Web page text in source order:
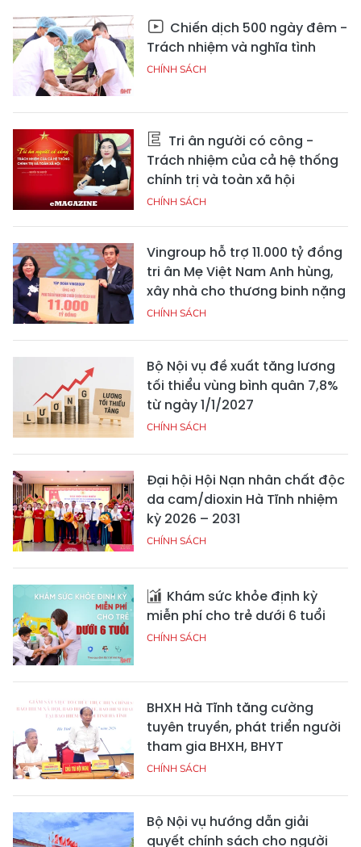
Chiến dịch 500 ngày đêm -
Trách nhiệm và nghĩa tình
CHÍNH SÁCH
Tri ân người có công -
Trách nhiệm của cả hệ thống
chính trị và toàn xã hội
CHÍNH SÁCH
Vingroup hỗ trợ 11.000 tỷ đồng
tri ân Mẹ Việt Nam Anh hùng,
xây nhà cho thương binh nặng
CHÍNH SÁCH
Bộ Nội vụ đề xuất tăng lương
tối thiểu vùng bình quân 7,8%
từ ngày 1/1/2027
CHÍNH SÁCH
Đại hội Hội Nạn nhân chất độc
da cam/dioxin Hà Tĩnh nhiệm
kỳ 2026 – 2031
CHÍNH SÁCH
Khám sức khỏe định kỳ
miễn phí cho trẻ dưới 6 tuổi
CHÍNH SÁCH
BHXH Hà Tĩnh tăng cường
tuyên truyền, phát triển người
tham gia BHXH, BHYT
CHÍNH SÁCH
Bộ Nội vụ hướng dẫn giải
quyết chính sách cho người